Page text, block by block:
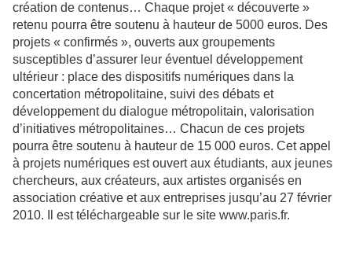
création de contenus… Chaque projet « découverte »
retenu pourra être soutenu à hauteur de 5000 euros. Des
projets « confirmés », ouverts aux groupements
susceptibles d’assurer leur éventuel développement
ultérieur : place des dispositifs numériques dans la
concertation métropolitaine, suivi des débats et
développement du dialogue métropolitain, valorisation
d’initiatives métropolitaines… Chacun de ces projets
pourra être soutenu à hauteur de 15 000 euros. Cet appel
à projets numériques est ouvert aux étudiants, aux jeunes
chercheurs, aux créateurs, aux artistes organisés en
association créative et aux entreprises jusqu’au 27 février
2010. Il est téléchargeable sur le site www.paris.fr.